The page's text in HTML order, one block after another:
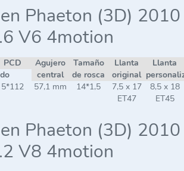
Phaeton (3D) 2010
V6 4motion
PCD
Agujero
central
Tamaño
de rosca
Llanta
original
Llanta
5*112 57,1 mm 14*1,5
7,5 x 17
ET47
8,5 x 18
ET45
Phaeton (3D) 2010
V8 4motion